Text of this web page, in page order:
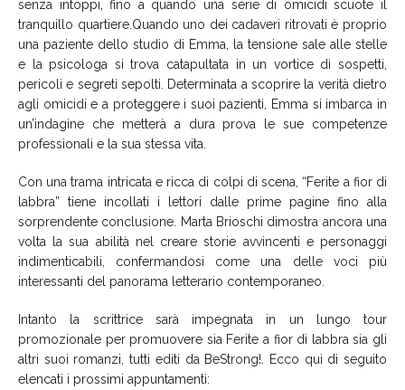
senza intoppi, fino a quando una serie di omicidi scuote il
tranquillo quartiere.Quando uno dei cadaveri ritrovati è proprio
una paziente dello studio di Emma, la tensione sale alle stelle
e la psicologa si trova catapultata in un vortice di sospetti,
pericoli e segreti sepolti. Determinata a scoprire la verità dietro
agli omicidi e a proteggere i suoi pazienti, Emma si imbarca in
un’indagine che metterà a dura prova le sue competenze
professionali e la sua stessa vita.
Con una trama intricata e ricca di colpi di scena, “Ferite a fior di
labbra” tiene incollati i lettori dalle prime pagine fino alla
sorprendente conclusione. Marta Brioschi dimostra ancora una
volta la sua abilità nel creare storie avvincenti e personaggi
indimenticabili, confermandosi come una delle voci più
interessanti del panorama letterario contemporaneo.
Intanto la scrittrice sarà impegnata in un lungo tour
promozionale per promuovere sia Ferite a fior di labbra sia gli
altri suoi romanzi, tutti editi da BeStrong!. Ecco qui di seguito
elencati i prossimi appuntamenti: